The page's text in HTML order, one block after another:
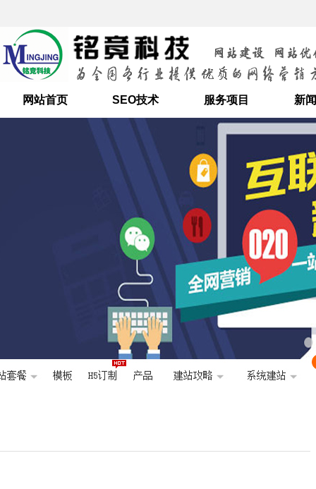
网站首页 SEO技术 服务项目 新